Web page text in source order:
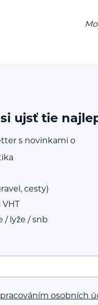
ujsť tie
s novinkami o
cesty)
/ lyže / snb
osobních